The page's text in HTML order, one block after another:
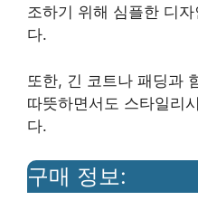
조하기 위해 심플한 디
다.
또한, 긴 코트나 패딩과
따뜻하면서도 스타일리
다.
구매 정보: